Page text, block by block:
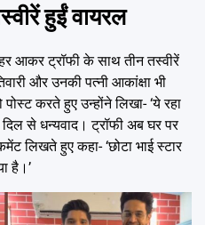
हुईं वायरल
आकर ट्रॉफी के साथ तीन तस्वीरें
और उनकी पत्नी आकांक्षा भी
करते हुए उन्होंने लिखा- ‘ये रहा
से धन्यवाद। ट्रॉफी अब घर पर
लिखते हुए कहा- ‘छोटा भाई स्टार
है।’